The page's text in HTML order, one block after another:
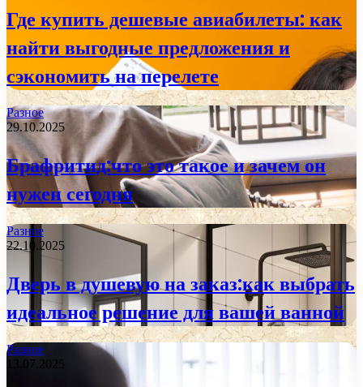
Где купить дешевые авиабилеты: как
найти выгодные предложения и
сэкономить на перелете
Разное
29.10.2025
Брафритид:что это такое и зачем он
нужен сегодня
Разное
22.10.2025
Дверь в душевую на заказ:как выбрать
идеальное решение для вашей ванной
Разное
13.07.2025